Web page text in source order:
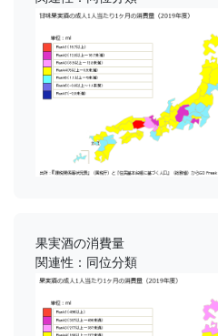
果実酒の消費量
関連性：同位分類